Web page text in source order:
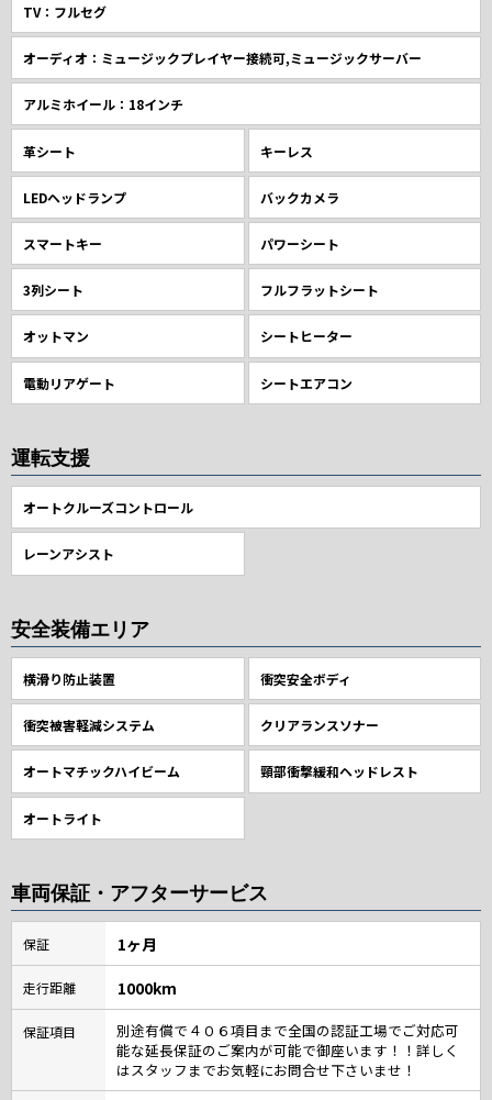
TV：フルセグ
オーディオ：ミュージックプレイヤー接続可,ミュージックサーバー
アルミホイール：18インチ
革シート キーレス
LEDヘッドランプ バックカメラ
スマートキー パワーシート
3列シート フルフラットシート
オットマン シートヒーター
電動リアゲート シートエアコン
運転支援
オートクルーズコントロール
レーンアシスト
安全装備エリア
横滑り防止装置 衝突安全ボディ
衝突被害軽減システム クリアランスソナー
オートマチックハイビーム 頸部衝撃緩和ヘッドレスト
オートライト
車両保証・アフターサービス
保証 1ヶ月
走行距離 1000km
保証項目
別途有償で４０６項目まで全国の認証工場でご対応可
能な延長保証のご案内が可能で御座います！！詳しく
はスタッフまでお気軽にお問合せ下さいませ！